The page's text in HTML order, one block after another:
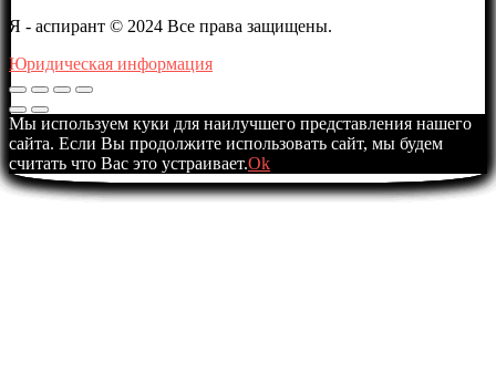
Я - аспирант © 2024 Все права защищены.
Юридическая информация
Мы используем куки для наилучшего представления нашего
сайта. Если Вы продолжите использовать сайт, мы будем
считать что Вас это устраивает.Ok